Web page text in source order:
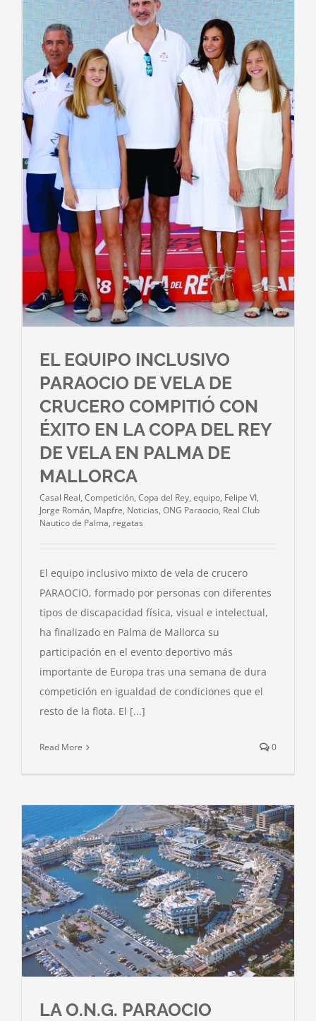
EL EQUIPO INCLUSIVO
PARAOCIO DE VELA DE
CRUCERO COMPITIÓ CON
ÉXITO EN LA COPA DEL REY
DE VELA EN PALMA DE
MALLORCA
Casal Real, Competición, Copa del Rey, equipo, Felipe VI,
Jorge Román, Mapfre, Noticias, ONG Paraocio, Real Club
Nautico de Palma, regatas
El equipo inclusivo mixto de vela de crucero
PARAOCIO, formado por personas con diferentes
tipos de discapacidad física, visual e intelectual,
ha finalizado en Palma de Mallorca su
participación en el evento deportivo más
importante de Europa tras una semana de dura
competición en igualdad de condiciones que el
resto de la flota. El [...]
Read More 0
LA O.N.G. PARAOCIO